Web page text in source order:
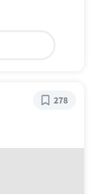
278